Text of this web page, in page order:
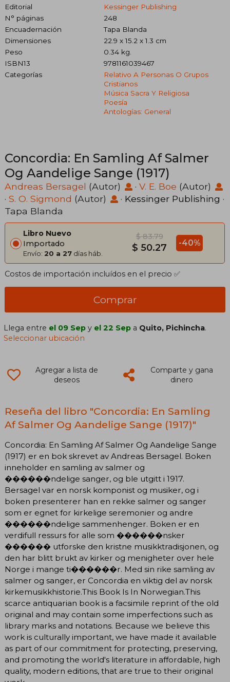
Editorial
Kessinger Publishing
N° páginas
248
Encuadernación
Tapa Blanda
Dimensiones
22.9 x 15.2 x 1.3 cm
Peso
0.34 kg.
ISBN13
9781161039467
Categorías
Relativo A Personas O Grupos
Cristianos
Música Sacra Y Religiosa
Poesía
Antologías: General
Concordia: En Samling Af Salmer
Og Aandelige Sange (1917)
Andreas Bersagel (Autor) · V. E. Boe (Autor)
· S. O. Sigmond (Autor) · Kessinger Publishing ·
Tapa Blanda
Libro Nuevo
Importado
Envío: 20 a 27 días háb.
$ 83.79
$ 50.27 -40%
Costos de importación incluídos en el precio ✅
Comprar
Llega entre el 09 Sep y el 22 Sep a Quito, Pichincha.
Seleccionar ubicación
Agregar a lista de
deseos
Comparte y gana
dinero
Reseña del libro "Concordia: En Samling
Af Salmer Og Aandelige Sange (1917)"
Concordia: En Samling Af Salmer Og Aandelige Sange
(1917) er en bok skrevet av Andreas Bersagel. Boken
inneholder en samling av salmer og
������ndelige sanger, og ble utgitt i 1917.
Bersagel var en norsk komponist og musiker, og i
boken presenterer han en rekke salmer og sanger
som er egnet for kirkelige seremonier og andre
������ndelige sammenhenger. Boken er en
verdifull ressurs for alle som ������nsker
������ utforske den kristne musikktradisjonen, og
den har blitt brukt av kirker og menigheter over hele
Norge i mange ti������r. Med sin rike samling av
salmer og sanger, er Concordia en viktig del av norsk
kirkemusikkhistorie.This Book Is In Norwegian.This
scarce antiquarian book is a facsimile reprint of the old
original and may contain some imperfections such as
library marks and notations. Because we believe this
work is culturally important, we have made it available
as part of our commitment for protecting, preserving,
and promoting the world's literature in affordable, high
quality, modern editions, that are true to their original